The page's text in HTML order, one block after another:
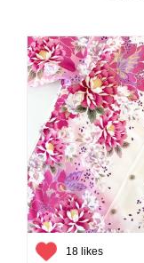
18 likes